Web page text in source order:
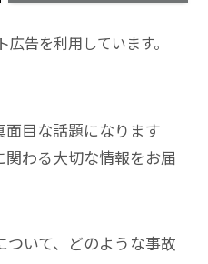
告を利用しています。
目な話題になります
わる大切な情報をお届
ついて、どのような事故